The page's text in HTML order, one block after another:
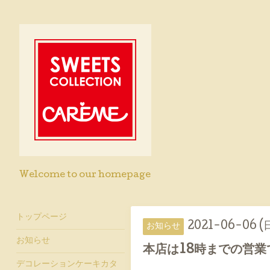
Welcome to our homepage
お知らせ 2021-06-06 (
本店は18時までの営業
トップページ
お知らせ
デコレーションケーキカタ